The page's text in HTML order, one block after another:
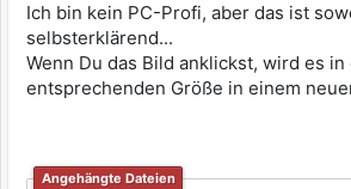
Ich bin kein PC-Profi, aber das ist
selbsterklärend...
Wenn Du das Bild anklickst, wird es in
entsprechenden Größe in einem
Angehängte Dateien